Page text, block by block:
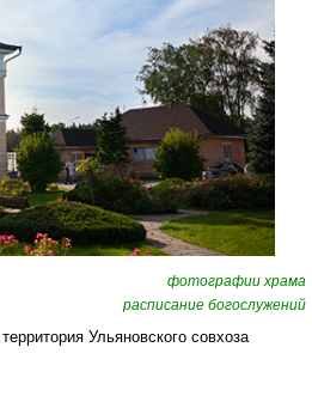
фотографии храма
расписание богослужений
Ульяновского совхоза